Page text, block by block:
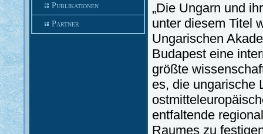
Publikationen
Partner
„Die Ungarn und
unter diesem Titel
Ungarischen
Budapest eine
größte
es, die ungarische
entfaltende
Raumes zu